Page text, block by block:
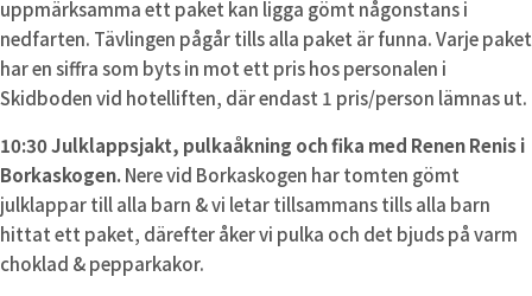
uppmärksamma ett paket kan ligga gömt någonstans i
nedfarten. Tävlingen pågår tills alla paket är funna. Varje paket
har en siffra som byts in mot ett pris hos personalen i
Skidboden vid hotelliften, där endast 1 pris/person lämnas ut.
10:30 Julklappsjakt, pulkaåkning och fika med Renen Renis i
Borkaskogen.Nere vid Borkaskogen har tomten gömt
julklappar till alla barn & vi letar tillsammans tills alla barn
hittat ett paket, därefter åker vi pulka och det bjuds på varm
choklad & pepparkakor.